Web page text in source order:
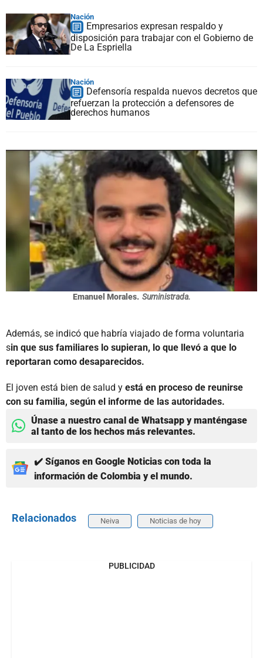
Nación
Empresarios expresan respaldo y
disposición para trabajar con el Gobierno de
De La Espriella
Nación
Defensoría respalda nuevos decretos que
refuerzan la protección a defensores de
derechos humanos
Emanuel Morales. Suministrada.
Además, se indicó que habría viajado de forma voluntaria
sin que sus familiares lo supieran, lo que llevó a que lo
reportaran como desaparecidos.
El joven está bien de salud y está en proceso de reunirse
con su familia, según el informe de las autoridades.
Únase a nuestro canal de Whatsapp y manténgase
al tanto de los hechos más relevantes.
✔️ Síganos en Google Noticias con toda la
información de Colombia y el mundo.
Relacionados Neiva Noticias de hoy
PUBLICIDAD